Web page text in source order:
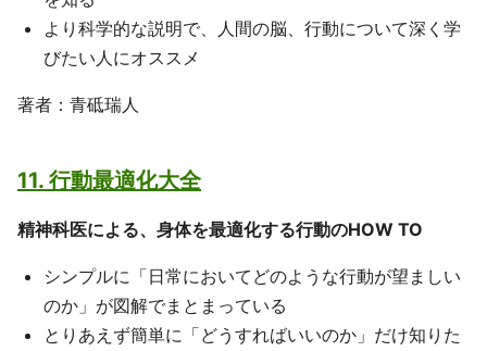
より科学的な説明で、人間の脳、行動について深く学
びたい人にオススメ
著者：青砥瑞人
11. 行動最適化大全
精神科医による、身体を最適化する行動のHOW TO
シンプルに「日常においてどのような行動が望ましい
のか」が図解でまとまっている
とりあえず簡単に「どうすればいいのか」だけ知りた